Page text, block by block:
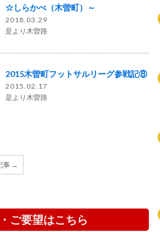
☆しらかべ（木曽町）～
2018.03.29
是より木曽路
2015木曽町フットサルリーグ参戦記⑧
2015.02.17
是より木曽路
事 →
ご要望はこちら